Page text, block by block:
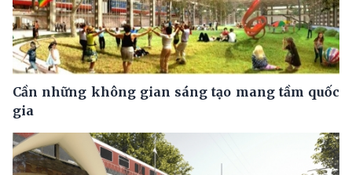
Cần những không gian sáng tạo mang tầm quốc
gia